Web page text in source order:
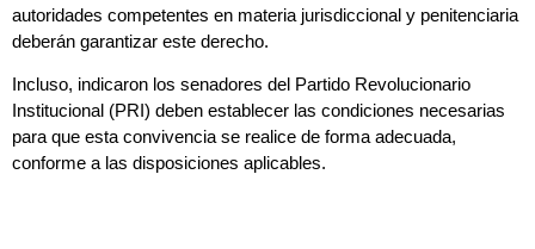
autoridades competentes en materia jurisdiccional y penitenciaria
deberán garantizar este derecho.
Incluso, indicaron los senadores del Partido Revolucionario
Institucional (PRI) deben establecer las condiciones necesarias
para que esta convivencia se realice de forma adecuada,
conforme a las disposiciones aplicables.